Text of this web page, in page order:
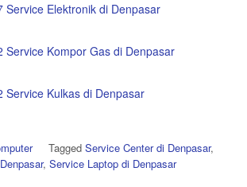
Service Elektronik di Denpasar
Service Kompor Gas di Denpasar
Service Kulkas di Denpasar
Tagged Service Center di Denpasar,
, Service Laptop di Denpasar